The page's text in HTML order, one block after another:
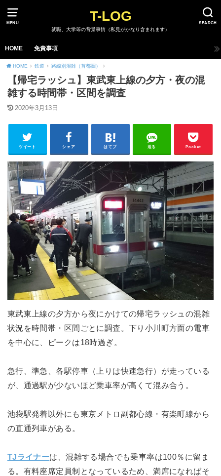
MENU SEARCH
T-LOG
就職、大学等の背景事情（私見がかなり含まれます）
HOME 免責事項
HOME 鉄道 路線別混雑（首都圏）
【帰宅ラッシュ】東武東上線の夕方・夜の混
雑する時間帯・区間を調査
2020年3月13日
ツイート シェア はてブ 送る Pocket
東武東上線の夕方から夜にかけての帰宅ラッシュの混雑
状況を時間帯・区間ごとに調査。下り小川町方面の電車
を中心に、ピークは18時過ぎ。
急行、準急、各駅停車（上りは快速急行）が走っている
が、通過駅が少ないほど乗車率が高くて混み合う。
池袋駅発着以外にも東京メトロ副都心線・有楽町線から
の直通列車がある。
TJライナーは、混雑する場合でも乗車率は100％に留ま
る。有料座席定員制となっているため、満席になればそ